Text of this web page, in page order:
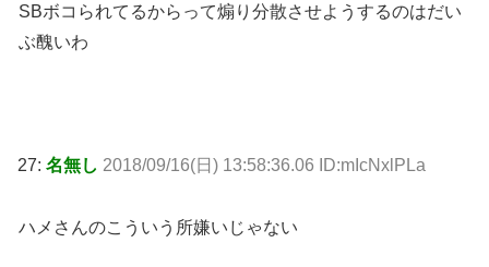
SBボコられてるからって煽り分散させようするのはだい
ぶ醜いわ
27: 名無し 2018/09/16(日) 13:58:36.06 ID:mIcNxlPLa
ハメさんのこういう所嫌いじゃない